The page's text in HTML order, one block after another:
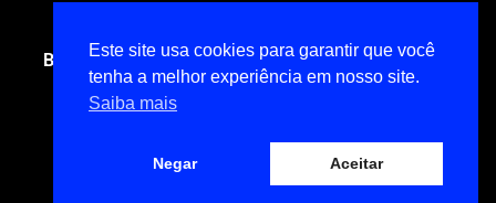
Blog do jornalista Miguel Pinheiro- todos os direitos
reservados
miguelpinheiroarcanjo@hotmail.com
Política de privacidade
Este site usa cookies para garantir que você
tenha a melhor experiência em nosso site.
Saiba mais
Negar Aceitar